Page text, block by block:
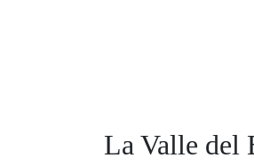
La Valle del